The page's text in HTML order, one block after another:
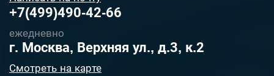
+7(499)490-42-66
ежедневно
г. Москва, Верхняя ул., д.3, к.2
Смотреть на карте